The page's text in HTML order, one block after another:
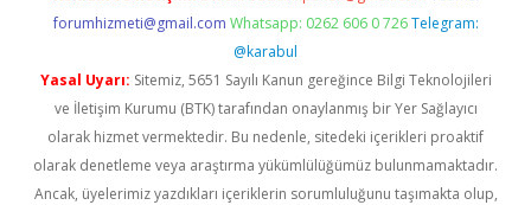
forumhizmeti@gmail.com Whatsapp: 0262 606 0 726 Telegram:
@karabul
Yasal Uyarı: Sitemiz, 5651 Sayılı Kanun gereğince Bilgi Teknolojileri
ve İletişim Kurumu (BTK) tarafından onaylanmış bir Yer Sağlayıcı
olarak hizmet vermektedir. Bu nedenle, sitedeki içerikleri proaktif
olarak denetleme veya araştırma yükümlülüğümüz bulunmamaktadır.
Ancak, üyelerimiz yazdıkları içeriklerin sorumluluğunu taşımakta olup,